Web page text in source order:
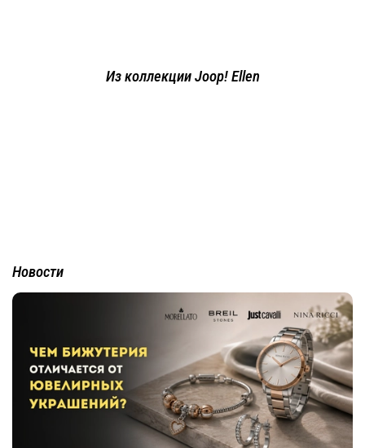
Из коллекции Joop! Ellen
Новости